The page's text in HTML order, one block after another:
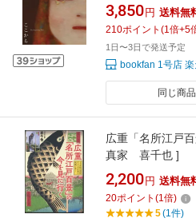
3,850 円 送料無
210ポイント (1倍+5
1日〜3日で発送予定
bookfan 1号店
同じ商
広重「名所江戸
真家 喜千也 ]
2,200 円 送料無
20ポイント (1倍)
5(1件)